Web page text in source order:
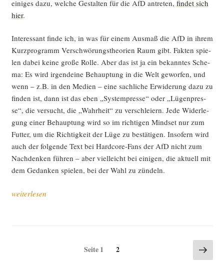
eini­ges dazu, wel­che Gestal­ten für die AfD antre­ten, fin­det sich
hier.
Inter­es­sant fin­de ich, in was für einem Aus­maß die AfD in ihrem
Kurz­pro­gramm Ver­schwö­rungs­theo­rien Raum gibt. Fak­ten spie­
len dabei kei­ne gro­ße Rol­le. Aber das ist ja ein bekann­tes Sche­
ma: Es wird irgend­ei­ne Behaup­tung in die Welt gewor­fen, und
wenn – z.B. in den Medi­en – eine sach­li­che Erwi­de­rung dazu zu
fin­den ist, dann ist das eben „Sys­tem­pres­se“ oder „Lügen­pres­
se“, die ver­sucht, die „Wahr­heit“ zu ver­schlei­ern. Jede Wider­le­
gung einer Behaup­tung wird so im rich­ti­gen Mind­set nur zum
Fut­ter, um die Rich­tig­keit der Lüge zu bestä­ti­gen. Inso­fern wird
auch der fol­gen­de Text bei Hard­core-Fans der AfD nicht zum
Nach­den­ken füh­ren – aber viel­leicht bei eini­gen, die aktu­ell mit
dem Gedan­ken spie­len, bei der Wahl zu zündeln.
„Was
weiterlesen
Seitennummerierung
Seite1 Seite
2
Seite